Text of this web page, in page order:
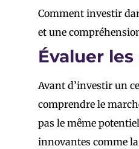
Comment investir
et une
Évaluer
Avant d’investir un
comprendre le
pas le même
innovantes comme